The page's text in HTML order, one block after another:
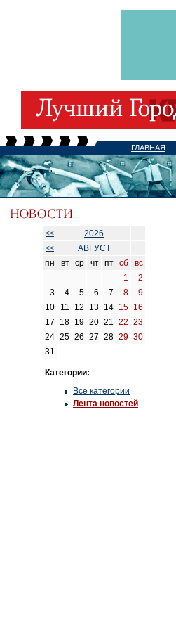
ГЛАВНАЯ
<< 2026
<<
АВГУСТ
пн
вт ср чт пт сб
вс
1
2
3
4 5 6 7 8
9
10
11 12 13 14 15 16
17
18 19 20 21 22 23
24 25 26 27 28 29 30
31
Категории:
Все категории
Лента новостей